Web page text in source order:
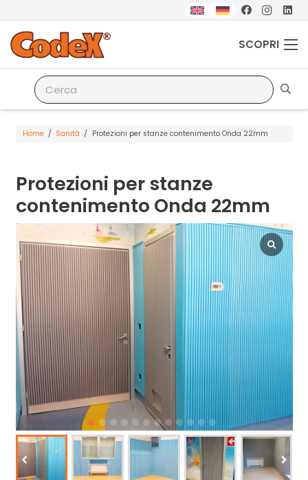
SCOPRI
Home / Sanità / Protezioni per stanze contenimento Onda 22mm
Protezioni per stanze
contenimento Onda 22mm